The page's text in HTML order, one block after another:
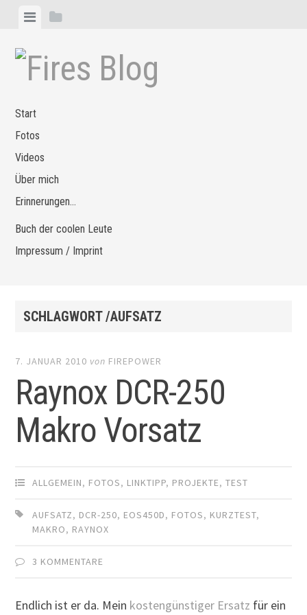
Zum
springen
MenüSeitenleiste
Start
Fotos
Videos
Über mich
Erinnerungen…
Buch der coolen Leute
Impressum / Imprint
SCHLAGWORT /AUFSATZ
7. JANUAR 2010 von FIREPOWER
Raynox DCR-250
Makro Vorsatz
ALLGEMEIN, FOTOS, LINKTIPP, PROJEKTE,TEST
AUFSATZ, DCR-250, EOS450D, FOTOS, KURZTEST,
MAKRO, RAYNOX
3 KOMMENTARE
Endlich ist er da. Mein kostengünstiger Ersatz für ein